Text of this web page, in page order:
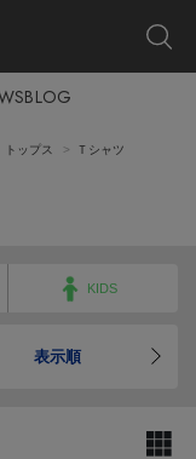
BLOG
トップス Ｔシャツ
KIDS
表示順